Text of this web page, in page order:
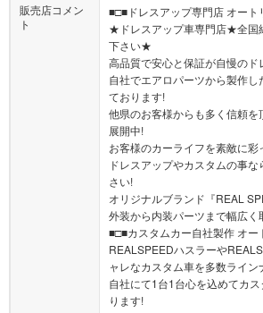
販売店コメン
ト
■□■ドレスアップ専門店 オート
★ドレスアップ車専門店★全国
下さい★
高品質で安心と保証が自慢の
自社でエアロパーツから製作し
ております!
他県のお客様からも多く信頼
展開中!
お客様のカーライフを素敵に彩
ドレスアップやカスタムの事
さい!
オリジナルブランド『REAL
外装から内装パーツまで幅広く
■□■カスタムカー自社製作 オー
REALSPEEDハスラーや
ャレなカスタム車を多数ライン
自社にて1台1台心を込めてカ
ります!